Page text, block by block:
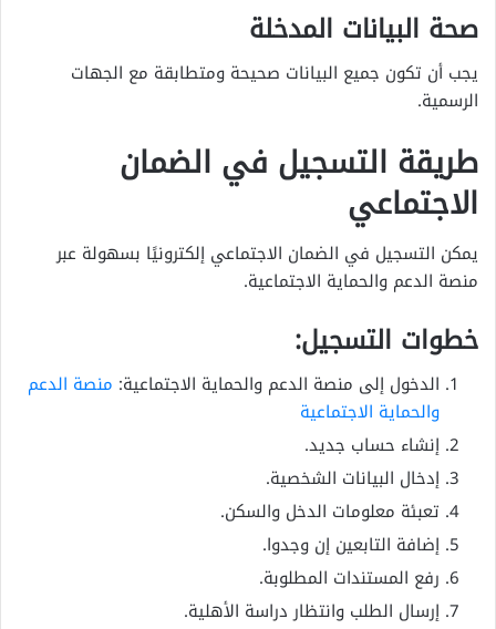
صحة البيانات المدخلة
يجب أن تكون جميع البيانات صحيحة ومتطابقة مع الجهات
الرسمية.
طريقة التسجيل في الضمان
الاجتماعي
يمكن التسجيل في الضمان الاجتماعي إلكترونيًا بسهولة عبر
منصة الدعم والحماية الاجتماعية.
خطوات التسجيل:
الدخول إلى منصة الدعم والحماية الاجتماعية: منصة الدعم
والحماية الاجتماعية
إنشاء حساب جديد.
إدخال البيانات الشخصية.
تعبئة معلومات الدخل والسكن.
إضافة التابعين إن وجدوا.
رفع المستندات المطلوبة.
إرسال الطلب وانتظار دراسة الأهلية.